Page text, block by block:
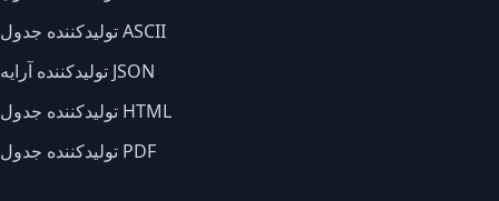
تولیدکننده جدول ASCII
تولیدکننده آرایه JSON
تولیدکننده جدول HTML
تولیدکننده جدول PDF